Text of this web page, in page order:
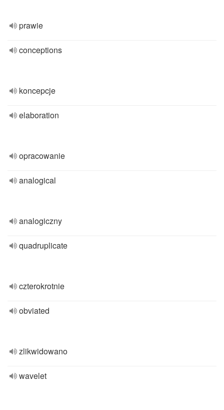
prawie
conceptions
koncepcje
elaboration
opracowanie
analogical
analogiczny
quadruplicate
czterokrotnie
obviated
zlikwidowano
wavelet